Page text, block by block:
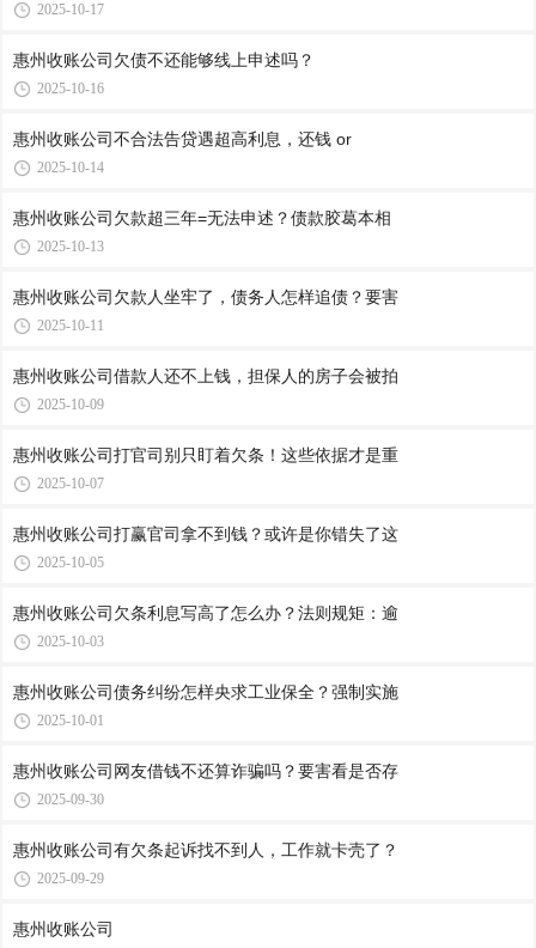
2025-10-17
惠州收账公司​欠债不还能够线上申述吗？
2025-10-16
惠州收账公司​不合法告贷遇超高利息，还钱 or
2025-10-14
惠州收账公司​欠款超三年=无法申述？债款胶葛本相
2025-10-13
惠州收账公司​欠款人坐牢了，债务人怎样追债？要害
2025-10-11
惠州收账公司​借款人还不上钱，担保人的房子会被拍
2025-10-09
惠州收账公司​打官司别只盯着欠条！这些依据才是重
2025-10-07
惠州收账公司​打赢官司拿不到钱？或许是你错失了这
2025-10-05
惠州收账公司​欠条利息写高了怎么办？法则规矩：逾
2025-10-03
惠州收账公司​债务纠纷怎样央求工业保全？强制实施
2025-10-01
惠州收账公司​网友借钱不还算诈骗吗？要害看是否存
2025-09-30
惠州收账公司​有欠条起诉找不到人，工作就卡壳了？
2025-09-29
惠州收账公司​